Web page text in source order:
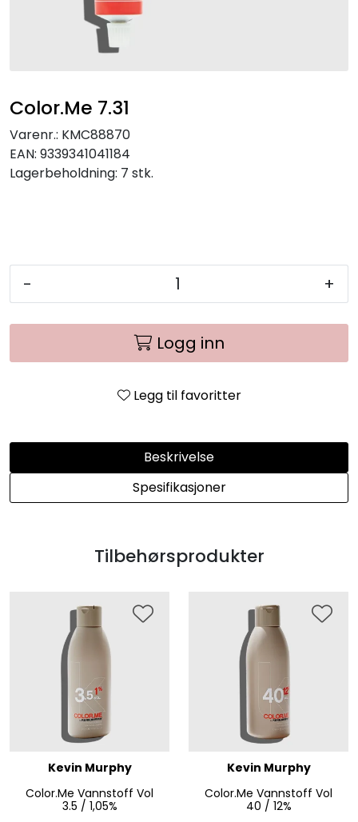
Color.Me 7.31
Varenr.: KMC88870
EAN: 9339341041184
Lagerbeholdning: 7 stk.
- +
Logg inn
Legg til favoritter
Beskrivelse
Spesifikasjoner
Tilbehørsprodukter
Kevin Murphy
Color.Me Vannstoff Vol
3.5 / 1,05%
Kevin Murphy
Color.Me Vannstoff Vol
40 / 12%